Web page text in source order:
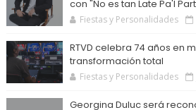
con "No es tan Late Pa'l
Fiestas y Personalidades
RTVD celebra 74 años en
transformación total
Fiestas y Personalidades
Georgina Duluc será